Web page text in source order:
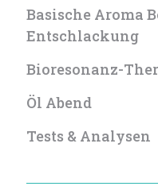
Basische Aroma
Entschlackung
Bioresonanz-
Öl Abend
Tests & Analysen